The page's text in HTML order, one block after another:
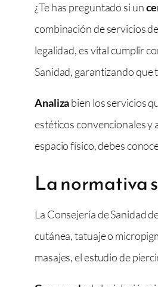
¿Te has preguntado si un
combinación de servicios
legalidad, es vital cumplir
Sanidad, garantizando
Analizabien los servicios
estéticos convencionales y
espacio físico, debes
La normativa
La Consejería de Sanidad
cutánea, tatuaje o
masajes, el estudio de